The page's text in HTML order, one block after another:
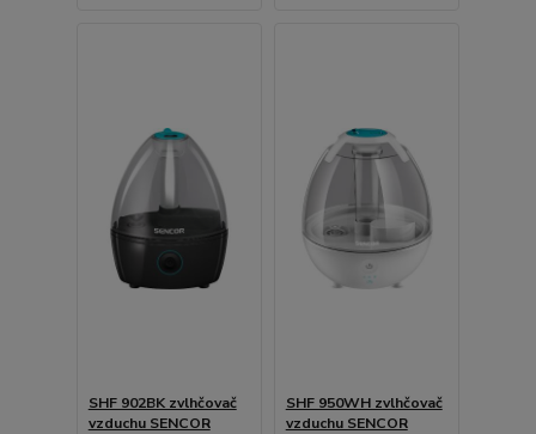
SHF 902BK zvlhčovač
vzduchu SENCOR
SHF 950WH zvlhčovač
vzduchu SENCOR